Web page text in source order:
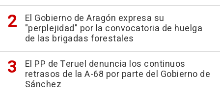
El Gobierno de Aragón expresa su
"perplejidad" por la convocatoria de huelga
de las brigadas forestales
El PP de Teruel denuncia los continuos
retrasos de la A-68 por parte del Gobierno de
Sánchez